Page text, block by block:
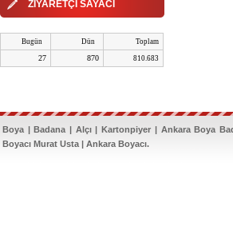
ZİYARETÇİ SAYACI
Bugün Dün Toplam
27 870 810.683
Boya | Badana | Alçı | Kartonpiyer | Ankara Boya
Boyacı Murat Usta | Ankara Boyacı.